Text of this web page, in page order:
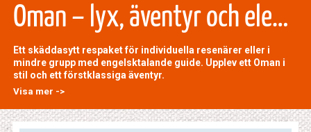
Oman – lyx, äventyr och elegans
Ett skäddasytt respaket för individuella resenärer eller i
mindre grupp med engelsktalande guide. Upplev ett Oman i
stil och ett förstklassiga äventyr.
Visa mer ->